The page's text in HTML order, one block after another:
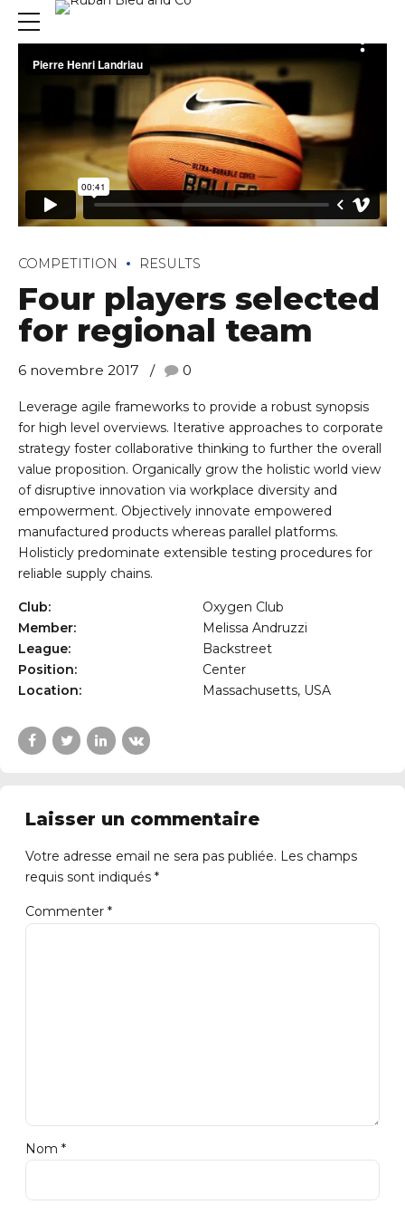
COMPETITION RESULTS
Four players selected
for regional team
6 novembre 2017 0
Leverage agile frameworks to provide a robust synopsis
for high level overviews. Iterative approaches to corporate
strategy foster collaborative thinking to further the overall
value proposition. Organically grow the holistic world view
of disruptive innovation via workplace diversity and
empowerment. Objectively innovate empowered
manufactured products whereas parallel platforms.
Holisticly predominate extensible testing procedures for
reliable supply chains.
Club:
Oxygen Club
Member:
Melissa Andruzzi
League:
Backstreet
Position:
Center
Location:
Massachusetts, USA
Laisser un commentaire
Votre adresse email ne sera pas publiée. Les champs
requis sont indiqués *
Commenter *
Nom *